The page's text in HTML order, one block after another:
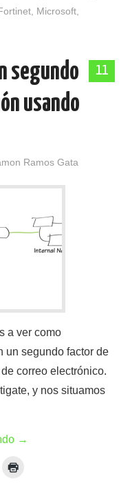
, Microsoft,
11
segundo
usando
Ramos Gata
a ver como
un segundo factor de
correo electrónico.
y nos situamos
→